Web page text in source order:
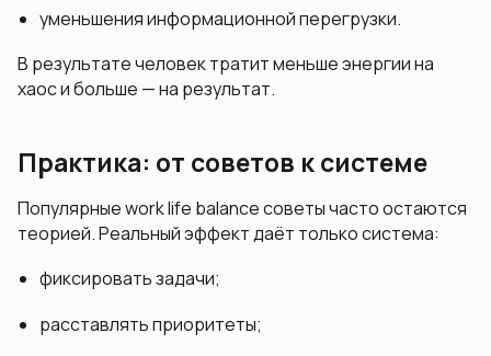
уменьшения информационной перегрузки.
В результате человек тратит меньше энергии на
хаос и больше — на результат.
Практика: от советов к системе
Популярные work life balance советы часто остаются
теорией. Реальный эффект даёт только система:
фиксировать задачи;
расставлять приоритеты;